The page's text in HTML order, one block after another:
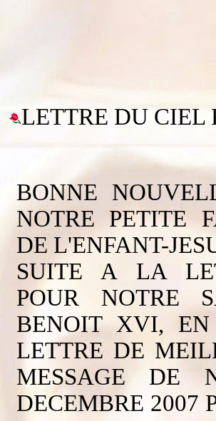
LETTRE DU CIEL
BONNE
NOTRE PETITE
DE L'ENFANT-
SUITE A LA
POUR NOTRE
BENOIT XVI,
LETTRE DE
MESSAGE DE
DECEMBRE 2007